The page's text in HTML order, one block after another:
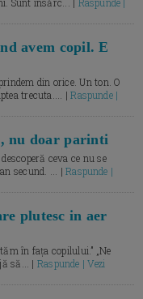
Sunt însărc... | Raspunde |
avem copil. E
din orice. Un ton. O
trecuta.... |Raspunde |
nu doar parinti
ceva ce nu se
secund. ... |Raspunde |
plutesc in aer
în fața copilului.” „Ne
să... | Raspunde | Vezi